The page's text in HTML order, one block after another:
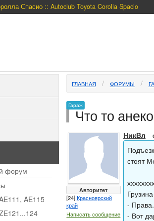
Спасио :: Autoclub Toyota Corolla Spacio
ГЛАВНАЯ ФОРУМЫ
Гараж
Что то
Авторитет
[24]Красноярский
край
Написать сообщение
НикВл
стоят
- Права.
- Вот
форум
AE115